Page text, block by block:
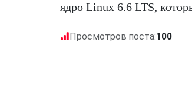
ядро Linux 6.6 LTS,
Просмотров поста:100